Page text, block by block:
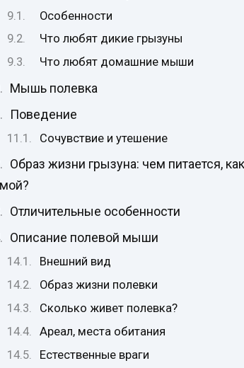
Особенности
Что любят дикие грызуны
Что любят домашние мыши
Мышь полевка
Поведение
Сочувствие и утешение
Образ жизни грызуна: чем питается,
Отличительные особенности
Описание полевой мыши
Внешний вид
Образ жизни полевки
Сколько живет полевка?
Ареал, места обитания
Естественные враги